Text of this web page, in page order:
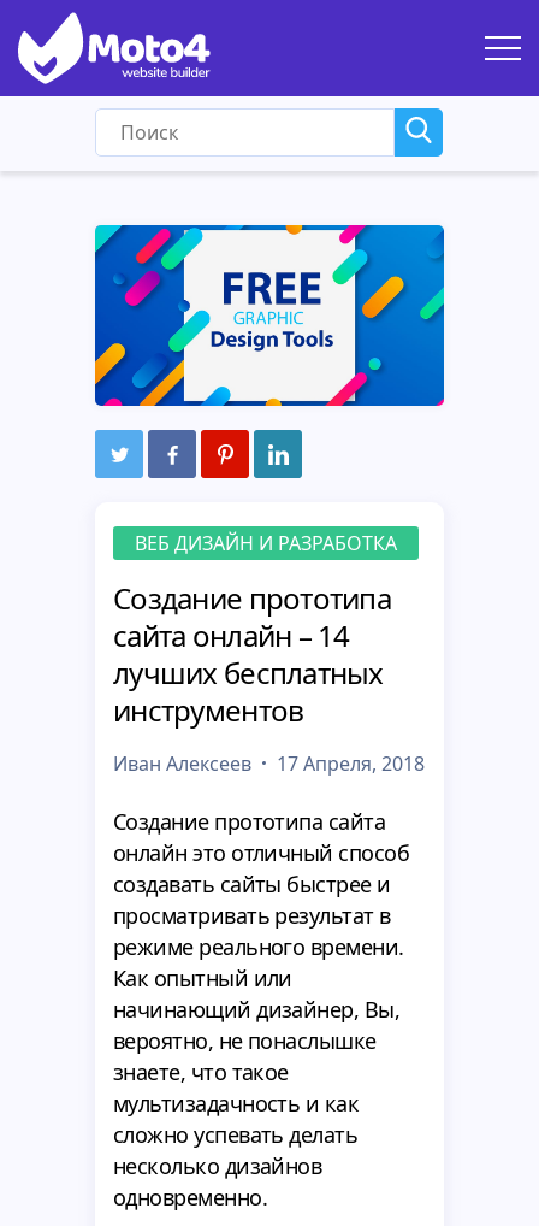
ВЕБ ДИЗАЙН И РАЗРАБОТКА
Создание прототипа
сайта онлайн – 14
лучших бесплатных
инструментов
Иван Алексеев 17 Апреля, 2018
Создание прототипа сайта
онлайн это отличный способ
создавать сайты быстрее и
просматривать результат в
режиме реального времени.
Как опытный или
начинающий дизайнер, Вы,
вероятно, не понаслышке
знаете, что такое
мультизадачность и как
сложно успевать делать
несколько дизайнов
одновременно.